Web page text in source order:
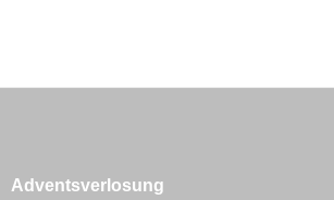
Adventsverlosung